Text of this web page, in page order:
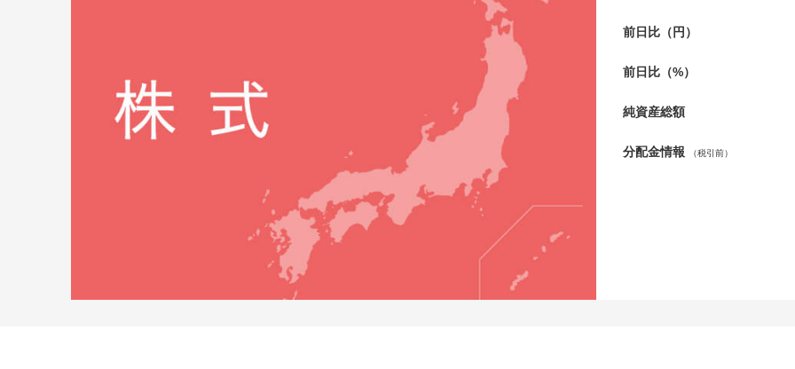
前日比（円）
前日比（%）
純資産総額
分配金情報 （税引前）